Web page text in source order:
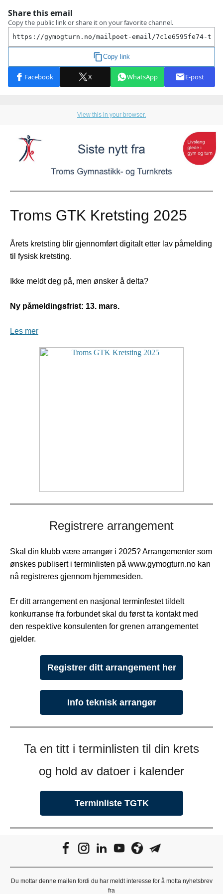
View this in your browser.
Troms GTK Kretsting 2025
Årets kretsting blir gjennomført digitalt etter lav påmelding
til fysisk kretsting.
Ikke meldt deg på, men ønsker å delta?
Ny påmeldingsfrist: 13. mars.
Les mer
Registrere arrangement
Skal din klubb være arrangør i 2025? Arrangementer som
ønskes publisert i terminlisten på www.gymogturn.no kan
nå registreres gjennom hjemmesiden.
Er ditt arrangement en nasjonal terminfestet tildelt
konkurranse fra forbundet skal du først ta kontakt med
den respektive konsulenten for grenen arrangementet
gjelder.
Registrer ditt arrangement her
Info teknisk arrangør
Ta en titt i terminlisten til din krets
og hold av datoer i kalender
Terminliste TGTK
Du mottar denne mailen fordi du har meldt interesse for å motta nyhetsbrev
fra